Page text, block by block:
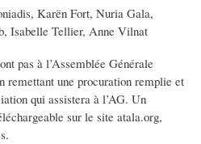
Karën Fort, Nuria Gala,
Isabelle Tellier, Anne Vilnat
pas à l’Assemblée Générale
remettant une procuration remplie et
qui assistera à l’AG. Un
sur le site atala.org,